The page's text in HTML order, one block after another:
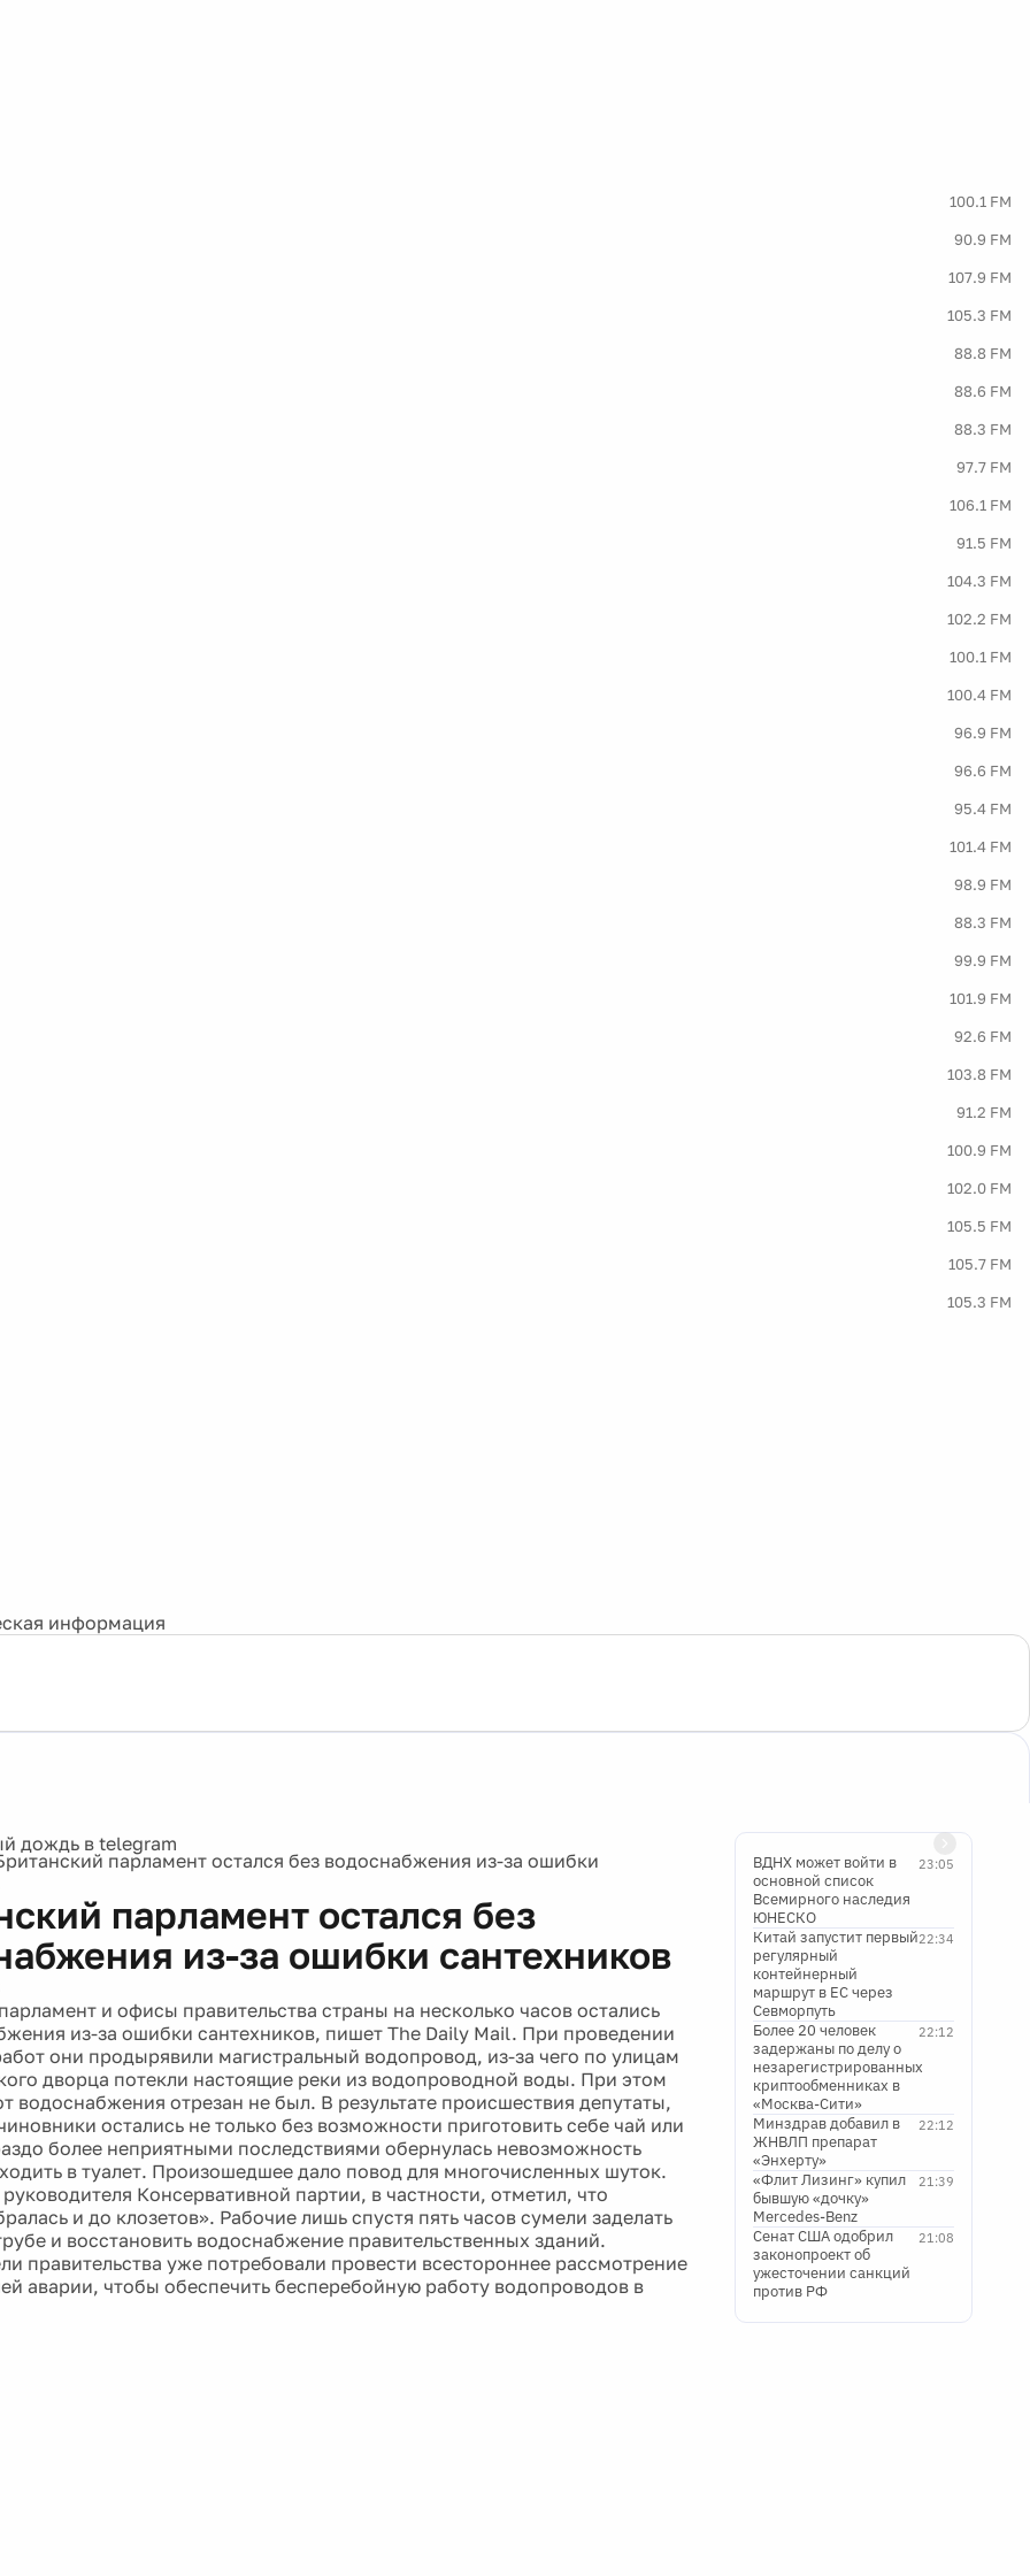
100.1 FM
90.9 FM
107.9 FM
105.3 FM
88.8 FM
88.6 FM
88.3 FM
97.7 FM
106.1 FM
91.5 FM
104.3 FM
102.2 FM
100.1 FM
100.4 FM
96.9 FM
96.6 FM
95.4 FM
101.4 FM
98.9 FM
88.3 FM
99.9 FM
101.9 FM
92.6 FM
103.8 FM
91.2 FM
100.9 FM
102.0 FM
105.5 FM
105.7 FM
105.3 FM
информация
парламент остался без водоснабжения из-за ошибки
парламент остался без
из-за ошибки сантехников
и офисы правительства страны на несколько часов остались
из-за ошибки сантехников, пишет The Daily Mail. При проведении
они продырявили магистральный водопровод, из-за чего по улицам
дворца потекли настоящие реки из водопроводной воды. При этом
водоснабжения отрезан не был. В результате происшествия депутаты,
остались не только без возможности приготовить себе чай или
более неприятными последствиями обернулась невозможность
в туалет. Произошедшее дало повод для многочисленных шуток.
Консервативной партии, в частности, отметил, что
и до клозетов». Рабочие лишь спустя пять часов сумели заделать
и восстановить водоснабжение правительственных зданий.
правительства уже потребовали провести всестороннее рассмотрение
аварии, чтобы обеспечить бесперебойную работу водопроводов в
23:05
ВДНХ может войти в
основной список
Всемирного наследия
ЮНЕСКО
22:34
Китай запустит первый
регулярный
контейнерный
маршрут в ЕС через
Севморпуть
22:12
Более 20 человек
задержаны по делу о
незарегистрированных
криптообменниках в
«Москва-Сити»
22:12
Минздрав добавил в
ЖНВЛП препарат
«Энхерту»
21:39
«Флит Лизинг» купил
бывшую «дочку»
Mercedes-Benz
21:08
Сенат США одобрил
законопроект об
ужесточении санкций
против РФ